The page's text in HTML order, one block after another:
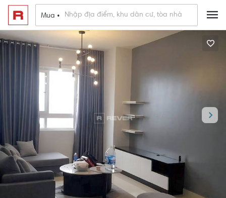
Mua •